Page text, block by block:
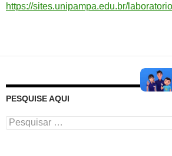
https://sites.unipampa.edu.br/
PESQUISE AQUI
Pesquisar
por: